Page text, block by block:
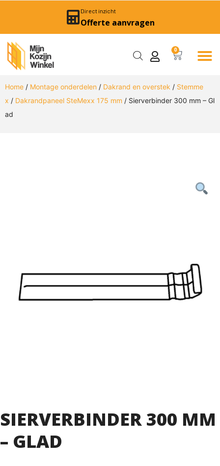
Direct inzicht
Offerte aanvragen
0
Home / Montage onderdelen / Dakrand en overstek / Stemme
x / Dakrandpaneel SteMexx 175 mm / Sierverbinder 300 mm – Gl
ad
SIERVERBINDER 300 MM
– GLAD